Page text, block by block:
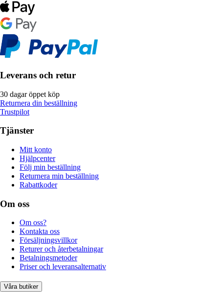
Leverans och retur
30 dagar öppet köp
Returnera din beställning
Trustpilot
Tjänster
Mitt konto
Hjälpcenter
Följ min beställning
Returnera min beställning
Rabattkoder
Om oss
Om oss?
Kontakta oss
Försäljningsvillkor
Returer och återbetalningar
Betalningsmetoder
Priser och leveransalternativ
Våra butiker